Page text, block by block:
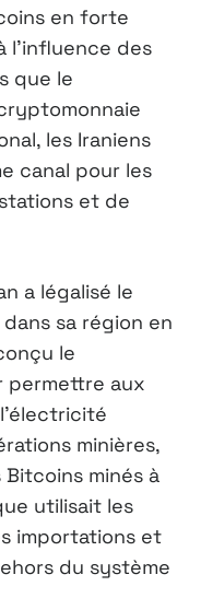
en forte
l’influence des
que le
les Iraniens
canal pour les
et de
a légalisé le
sa région en
le
permettre aux
minières,
minés à
utilisait les
importations et
du système